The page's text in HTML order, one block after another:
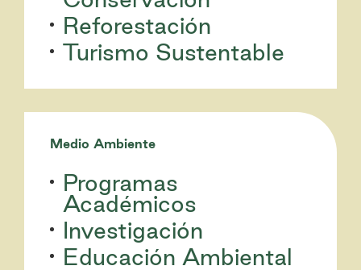
Reforestación
Turismo Sustentable
Medio Ambiente
Programas
Académicos
Investigación
Educación Ambiental